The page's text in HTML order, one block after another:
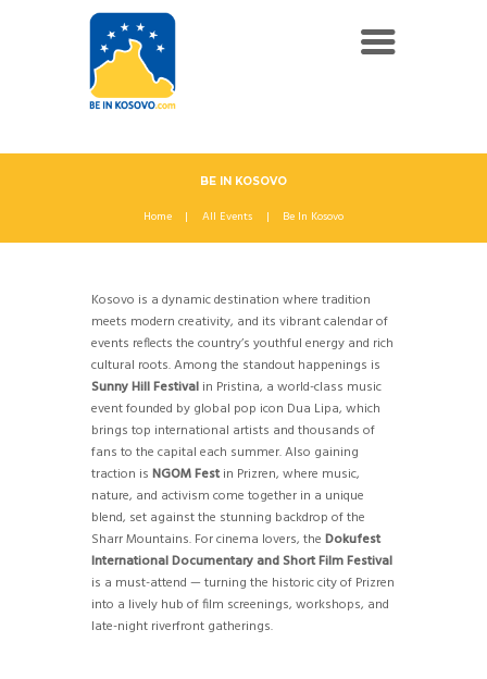
BE IN KOSOVO
Home All Events Be In Kosovo
Kosovo is a dynamic destination where tradition
meets modern creativity, and its vibrant calendar of
events reflects the country’s youthful energy and rich
cultural roots. Among the standout happenings is
Sunny Hill Festival in Pristina, a world-class music
event founded by global pop icon Dua Lipa, which
brings top international artists and thousands of
fans to the capital each summer. Also gaining
traction is NGOM Festin Prizren, where music,
nature, and activism come together in a unique
blend, set against the stunning backdrop of the
Sharr Mountains. For cinema lovers, the Dokufest
International Documentary and Short Film Festival
is a must-attend — turning the historic city of Prizren
into a lively hub of film screenings, workshops, and
late-night riverfront gatherings.